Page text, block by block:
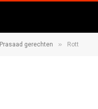
Prasaad gerechten » Rott